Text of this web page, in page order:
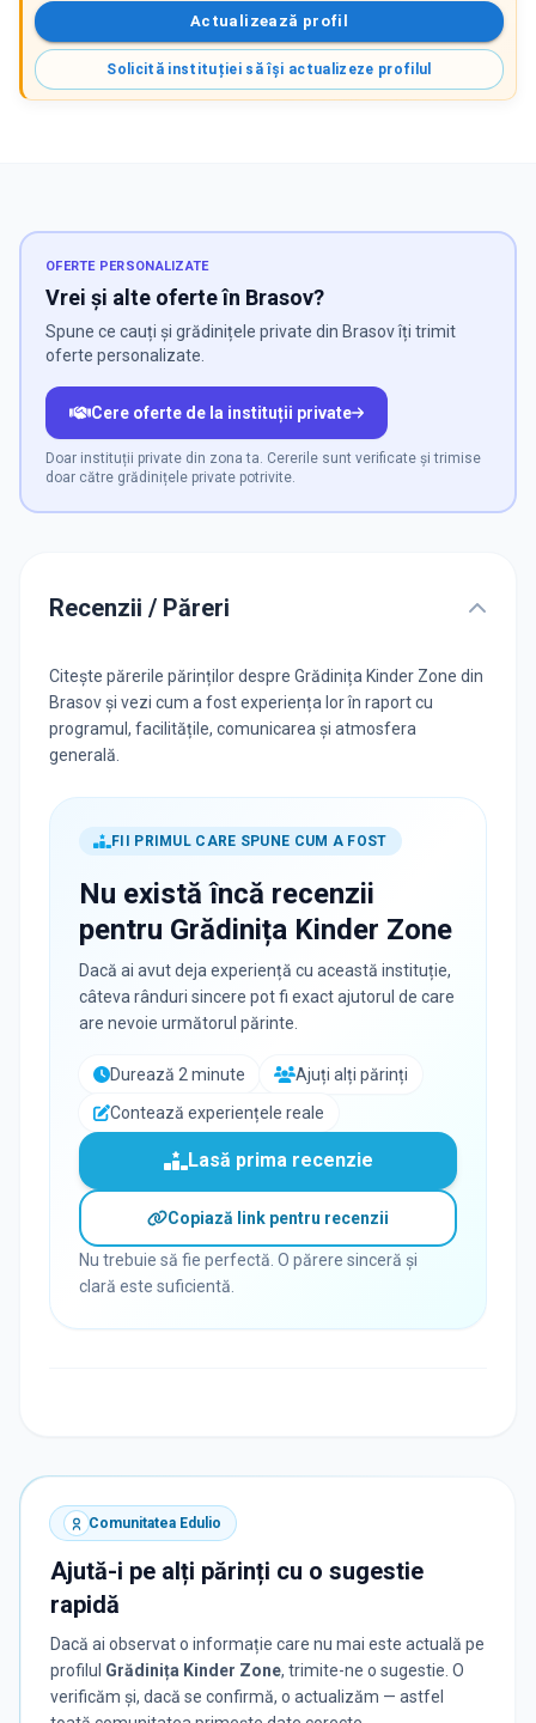
Actualizează profil
Solicită instituției să își actualizeze profilul
OFERTE PERSONALIZATE
Vrei și alte oferte în Brasov?
Spune ce cauți și grădinițele private din Brasov îți trimit
oferte personalizate.
Cere oferte de la instituții private
Doar instituții private din zona ta. Cererile sunt verificate și trimise
doar către grădinițele private potrivite.
Recenzii / Păreri
Citește părerile părinților despre Grădinița Kinder Zone din
Brasov și vezi cum a fost experiența lor în raport cu
programul, facilitățile, comunicarea și atmosfera
generală.
FII PRIMUL CARE SPUNE CUM A FOST
Nu există încă recenzii
pentru Grădinița Kinder Zone
Dacă ai avut deja experiență cu această instituție,
câteva rânduri sincere pot fi exact ajutorul de care
are nevoie următorul părinte.
Durează 2 minute
Ajuți alți părinți
Contează experiențele reale
Lasă prima recenzie
Copiază link pentru recenzii
Nu trebuie să fie perfectă. O părere sinceră și
clară este suficientă.
Comunitatea Edulio
Ajută-i pe alți părinți cu o sugestie
rapidă
Dacă ai observat o informație care nu mai este actuală pe
profilul Grădinița Kinder Zone, trimite-ne o sugestie. O
verificăm și, dacă se confirmă, o actualizăm — astfel